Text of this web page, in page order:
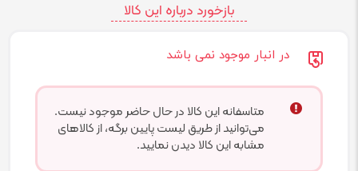
بازخورد درباره این کالا
در انبار موجود نمی باشد
متاسفانه این کالا در حال حاضر موجود نیست.
می‌توانید از طریق لیست پایین برگه، از کالاهای
مشابه این کالا دیدن نمایید.